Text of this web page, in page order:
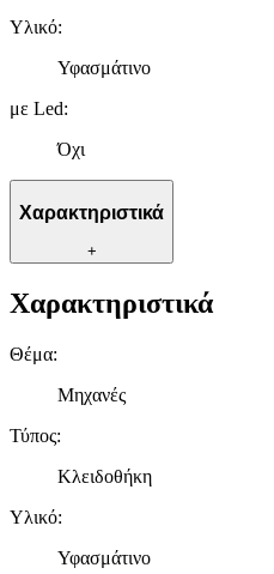
Υλικό:
Υφασμάτινο
με Led:
Όχι
Χαρακτηριστικά
+
Χαρακτηριστικά
Θέμα:
Μηχανές
Τύπος:
Κλειδοθήκη
Υλικό:
Υφασμάτινο